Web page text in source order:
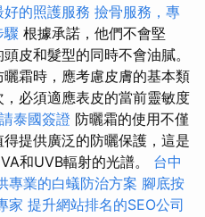
的照護服務 撿骨服務，專
驟 根據承諾，他們不會堅
皮和髮型的同時不會油膩。
霜時，應考慮皮膚的基本類
必須適應表皮的當前靈敏度
泰國簽證 防曬霜的使用不僅
提供廣泛的防曬保護，這是
和UVB輻射的光譜。 台中
專業的白蟻防治方案 腳底按
家 提升網站排名的SEO公司